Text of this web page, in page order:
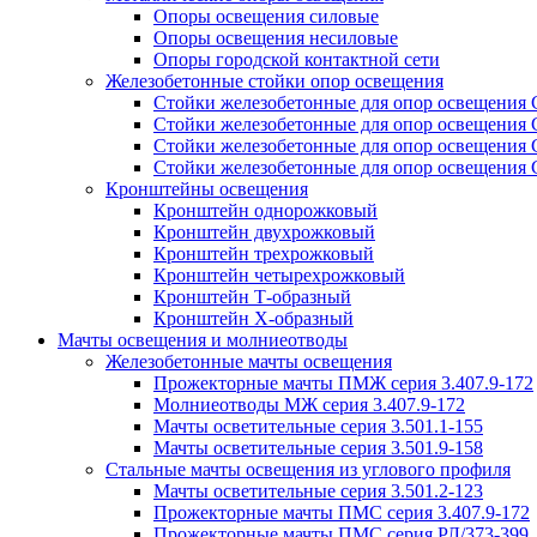
Опоры освещения силовые
Опоры освещения несиловые
Опоры городской контактной сети
Железобетонные стойки опор освещения
Стойки железобетонные для опор
Стойки железобетонные для опор
Стойки железобетонные для опор
Стойки железобетонные для опор освещения
Кронштейны освещения
Кронштейн однорожковый
Кронштейн двухрожковый
Кронштейн трехрожковый
Кронштейн четырехрожковый
Кронштейн Т-образный
Кронштейн Х-образный
Мачты освещения и молниеотводы
Железобетонные мачты освещения
Прожекторные мачты ПМЖ серия 3.407.9-172
Молниеотводы МЖ серия 3.407.9-172
Мачты осветительные серия 3.501.1-155
Мачты осветительные серия 3.501.9-158
Стальные мачты освещения из углового профиля
Мачты осветительные серия 3.501.2-123
Прожекторные мачты ПМС серия 3.407.9-172